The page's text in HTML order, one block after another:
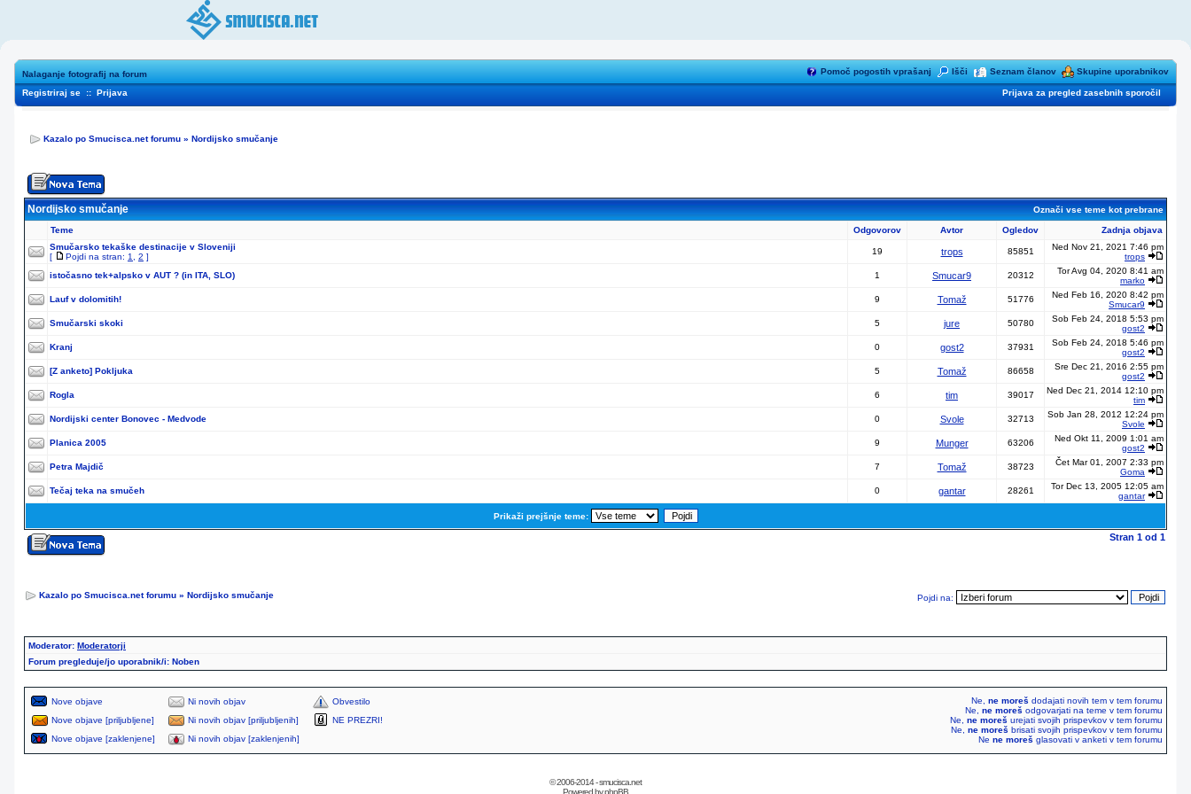
Nalaganje fotografij na forum Pomoč pogostih vprašanj Išči Seznam članov Skupine uporabnikov
Registriraj se :: Prijava Prijava za pregled zasebnih sporočil
Kazalo po Smucisca.net forumu » Nordijsko smučanje
Nordijsko smučanje Označi vse teme kot prebrane
Teme Odgovorov Avtor Ogledov
Zadnja objava
Smučarsko tekaške destinacije v Sloveniji
[
Pojdi na stran: 1 2 ]
19 trops 85851
Ned Nov 21, 2021 7:46 pm
trops
istočasno tek+alpsko v AUT ? (in ITA, SLO)
1 Smucar9 20312
Tor Avg 04, 2020 8:41 am
marko
Lauf v dolomitih!
9 Tomaž 51776
Ned Feb 16, 2020 8:42 pm
Smucar9
Smučarski skoki
5 jure 50780
Sob Feb 24, 2018 5:53 pm
gost2
Kranj
0 gost2 37931
Sob Feb 24, 2018 5:46 pm
gost2
[Z anketo] Pokljuka 5 Tomaž 86658
Sre Dec 21, 2016 2:55 pm
gost2
Rogla
6 tim 39017
Ned Dec 21, 2014 12:10 pm
tim
Nordijski center Bonovec - Medvode
0 Svole 32713
Sob Jan 28, 2012 12:24 pm
Svole
Planica 2005
9 Munger 63206
Ned Okt 11, 2009 1:01 am
gost2
Petra Majdič
7 Tomaž 38723
Čet Mar 01, 2007 2:33 pm
Goma
Tečaj teka na smučeh
0 gantar 28261
Tor Dec 13, 2005 12:05 am
gantar
Prikaži prejšnje teme:
Stran 1 od 1
Kazalo po Smucisca.net forumu » Nordijsko smučanje Pojdi na:
Moderator: Moderatorji
Forum pregleduje/jo uporabnik/i: Noben
Nove objave Ni novih objav
Obvestilo
Nove objave [priljubljene]
Ni novih objav [priljubljenih]
NE PREZRI!
Nove objave [zaklenjene]
Ni novih objav [zaklenjenih]
Ne, ne moreš dodajati novih tem v tem forumu
Ne, ne moreš odgovarjati na teme v tem forumu
Ne, ne moreš urejati svojih prispevkov v tem forumu
Ne, ne moreš brisati svojih prispevkov v tem forumu
Ne ne moreš glasovati v anketi v tem forumu
© 2006-2014 - smucisca.net
Powered by phpBB